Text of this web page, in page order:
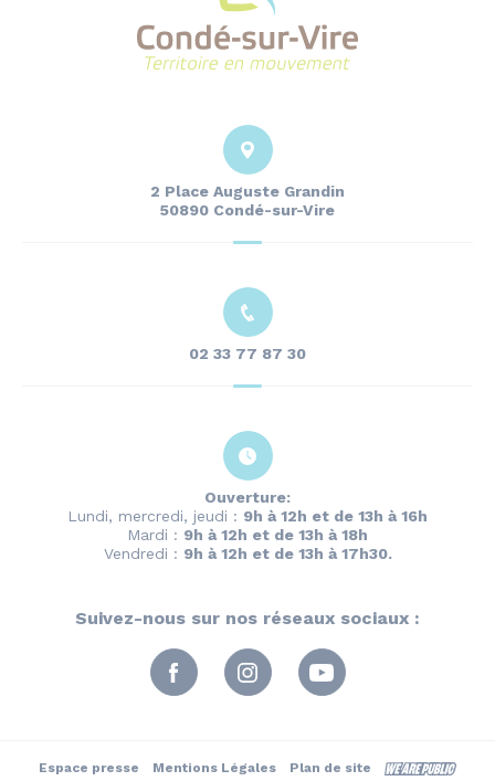
2 Place Auguste Grandin
50890 Condé-sur-Vire
02 33 77 87 30
Ouverture:
Lundi, mercredi, jeudi : 9h à 12h et de 13h à 16h
Mardi : 9h à 12h et de 13h à 18h
Vendredi : 9h à 12h et de 13h à 17h30.
Suivez-nous sur nos réseaux sociaux :
Espace presse Mentions Légales Plan de site